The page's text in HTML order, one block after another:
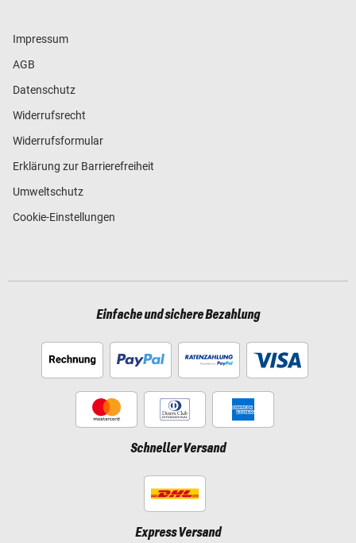
Impressum
AGB
Datenschutz
Widerrufsrecht
Widerrufsformular
Erklärung zur Barrierefreiheit
Umweltschutz
Cookie-Einstellungen
Einfache und sichere Bezahlung
Schneller Versand
Express Versand